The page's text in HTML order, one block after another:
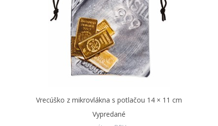
Vrecúško z mikrovlákna s potlačou 14 × 11 cm
Vypredané